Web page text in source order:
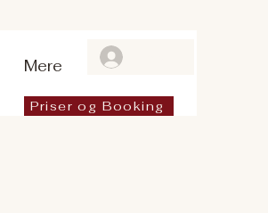
Mere
Priser og Booking